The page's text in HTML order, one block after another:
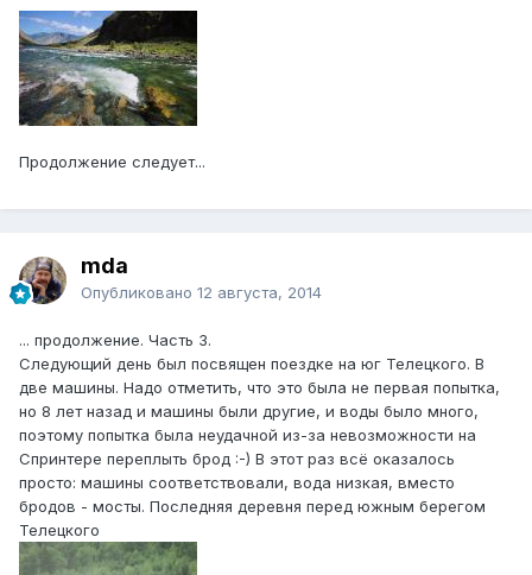
Продолжение следует...
mda
Опубликовано 12 августа, 2014
... продолжение. Часть 3.
Следующий день был посвящен поездке на юг Телецкого. В
две машины. Надо отметить, что это была не первая попытка,
но 8 лет назад и машины были другие, и воды было много,
поэтому попытка была неудачной из-за невозможности на
Спринтере переплыть брод :-) В этот раз всё оказалось
просто: машины соответствовали, вода низкая, вместо
бродов - мосты. Последняя деревня перед южным берегом
Телецкого